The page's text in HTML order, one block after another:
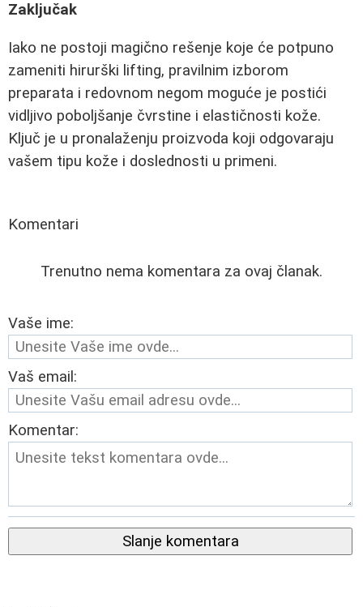
Zaključak
Iako ne postoji magično rešenje koje će potpuno
zameniti hirurški lifting, pravilnim izborom
preparata i redovnom negom moguće je postići
vidljivo poboljšanje čvrstine i elastičnosti kože.
Ključ je u pronalaženju proizvoda koji odgovaraju
vašem tipu kože i doslednosti u primeni.
Komentari
Trenutno nema komentara za ovaj članak.
Vaše ime:
Vaš email:
Komentar:
Slanje komentara